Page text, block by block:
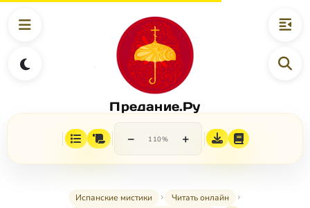
Предание.Ру
− 110% +
Испанские мистики
Читать онлайн